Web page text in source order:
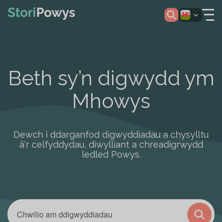
Beth sy’n digwydd ym
Mhowys
Dewch i ddarganfod digwyddiadau a chysylltu
â'r celfyddydau, diwylliant a chreadigrwydd
ledled Powys.
Enter